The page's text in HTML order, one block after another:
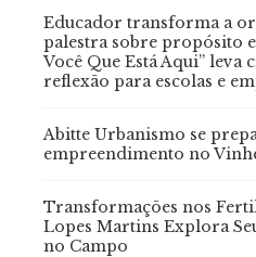
Educador transforma a
palestra sobre propósito e
Você Que Está Aqui” leva
reflexão para escolas e
Abitte Urbanismo se
empreendimento no
Transformações nos
Lopes Martins Explora
no Campo